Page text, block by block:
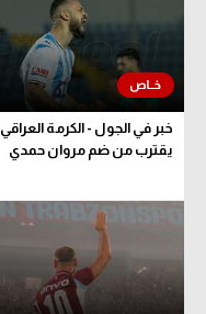
خبر في الجول - الكرمة العراقي
يقترب من ضم مروان حمدي